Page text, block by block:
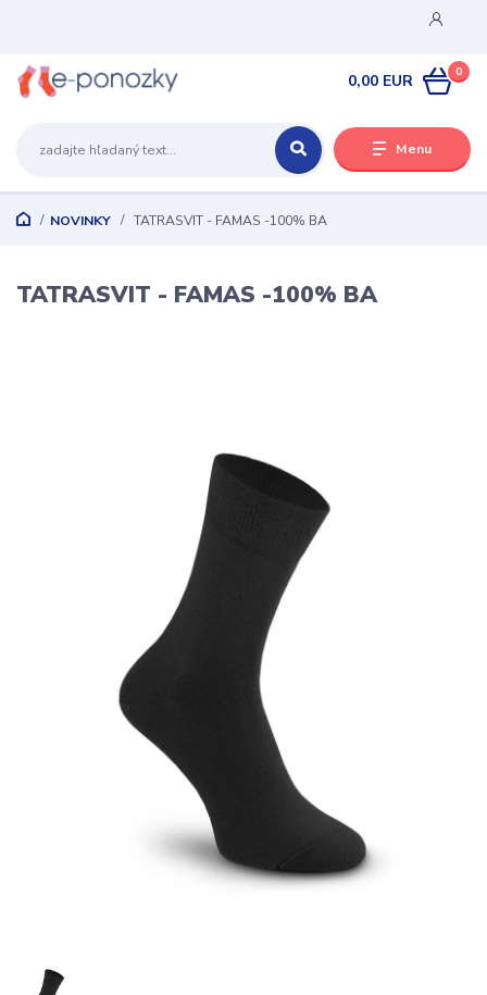
Menu
0
0,00 EUR
NOVINKY TATRASVIT - FAMAS -100% BA
TATRASVIT - FAMAS -100% BA